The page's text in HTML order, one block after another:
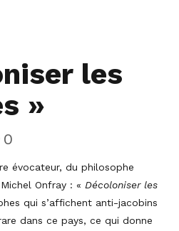
les
»
0
évocateur, du philosophe
Onfray : « Décoloniser les
qui s’affichent anti-jacobins
dans ce pays, ce qui donne